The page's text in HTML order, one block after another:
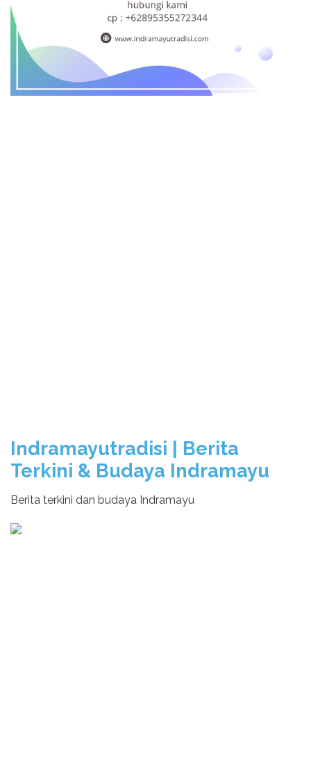
Indramayutradisi | Berita
Terkini & Budaya Indramayu
Berita terkini dan budaya Indramayu